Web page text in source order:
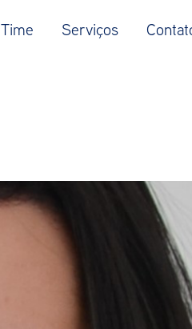
Time Serviços